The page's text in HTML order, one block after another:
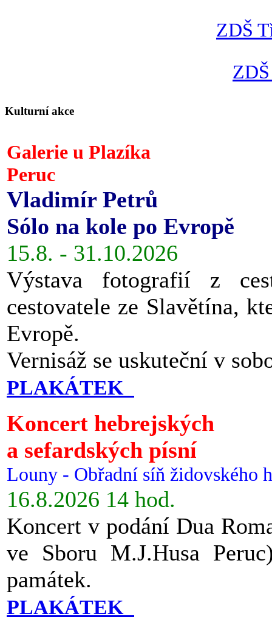
ZDŠ
Kulturní akce
Galerie u Plazíka
Peruc
Vladimír Petrů
Sólo na kole po Evropě
15.8. - 31.10.2026
Výstava fotografií z
cestovatele ze Slavětína,
Evropě.
Vernisáž se uskuteční v
PLAKÁTEK
Koncert hebrejských
a sefardských písní
Louny - Obřadní síň židovského
16.8.2026 14 hod.
Koncert v podání Dua
ve Sboru M.J.Husa
památek.
PLAKÁTEK